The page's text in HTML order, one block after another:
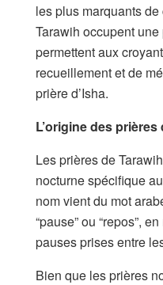
les plus marquants
Tarawih occupent
permettent aux
recueillement et de
prière d’Isha.
L’origine des prières
Les prières de
nocturne spécifique
nom vient du mot
“pause” ou “repos”,
pauses prises entre
Bien que les prières